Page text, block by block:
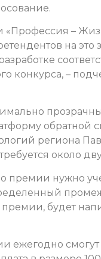
«Профессия –
на это
конкурса, –
обратной
региона
около
премии нужно
будет
ежегодно смогут